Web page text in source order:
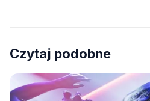
Czytaj podobne